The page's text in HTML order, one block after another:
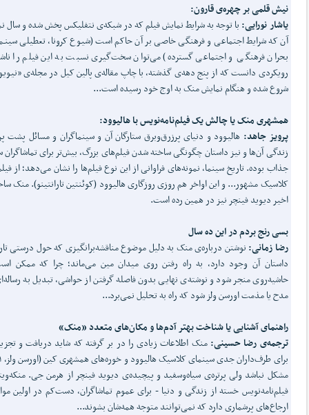
نیش قلمی بر چهره‌ی قارون:
یاشار نورایی: با توجه به شرایط نمایش فیلم که در شبکه‌ی نتفلیکس پخش شده و سال
آن که شرایط اجتماعی و فرهنگی خاصی بر آن حاکم است (شیوع کرونا، تعطیلی
بحران فرهنگی و اجتماعی گسترده) می‌توان سخت‌گیری نسبت به این فیلم را
رویکردی دانست که از پنج دهه‌ی گذشته، با چاپ مقاله‌ی پالین کیل در مجله‌ی
شروع شده و هنگام نمایش منک به اوج خود رسیده است...
همشهری منک یا چالش یک فیلم‌نامه‌نویس با هالیوود:
پرویز جاهد: هالیوود و دنیای پرزرق‌وبرق ستارگان آن و سینماگران و مسائل پشت
زندگی آن‌ها و نیز داستان چگونگی ساخته شدن فیلم‌های بزرگ، بیش‌تر برای تماشاگران
جذاب بوده. تاریخ سینما، نمونه‌های فراوانی از این نوع فیلم‌ها را نشان می‌دهد؛ از
کلاسیک مشهور... و این اواخر هم روزی روزگاری هالیوود (کوئنتین تارانتینو). منک
اخیر دیوید فینچر نیز در همین رده است.
بسی رنج بردم در این ده سال
رضا زمانی: نوشتن درباره‌ی منک به دلیل موضوع مناقشه‌برانگیزی که حول درستی
داستان آن وجود دارد، به راه رفتن روی میدان مین می‌ماند؛ چرا که ممکن
حاشیه‌روی منجر شود و نوشته‌ی نهایی بدون فاصله گرفتن از حواشی، تبدیل به
مدح یا مذمت اورسن ولز شود که راه به تحلیل نمی‌برد...
راهنمای آشنایی یا شناخت بهتر آدم‌ها و مکان‌های متعدد «منک»
ترجمه‌ی رضا حسینی: منک اطلاعات زیادی را در بر گرفته که شاید دریافت و
مشکل نباشد ولی پرتره‌ی سیاه‌وسفید و پیچیده‌ی دیوید فینچر از هرمن جی.
فیلم‌نامه‌نویس خسته از زندگی و دنیا - برای عموم تماشاگران، دست‌کم در اولین
ارجاع‌های پرشماری دارد که نمی‌توانند متوجه همه‌شان بشوند...